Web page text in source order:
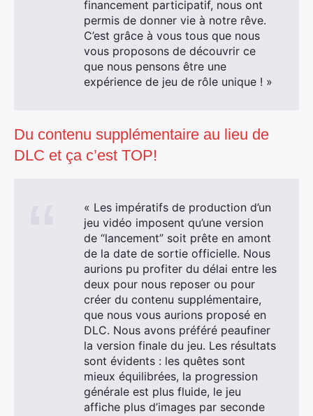
financement participatif, nous ont
permis de donner vie à notre rêve.
C’est grâce à vous tous que nous
vous proposons de découvrir ce
que nous pensons être une
expérience de jeu de rôle unique ! »
Du contenu supplémentaire au lieu de
DLC et ça c’est TOP!
« Les impératifs de production d’un
jeu vidéo imposent qu’une version
de “lancement” soit prête en amont
de la date de sortie officielle. Nous
aurions pu profiter du délai entre les
deux pour nous reposer ou pour
créer du contenu supplémentaire,
que nous vous aurions proposé en
DLC. Nous avons préféré peaufiner
la version finale du jeu. Les résultats
sont évidents : les quêtes sont
mieux équilibrées, la progression
générale est plus fluide, le jeu
affiche plus d’images par seconde